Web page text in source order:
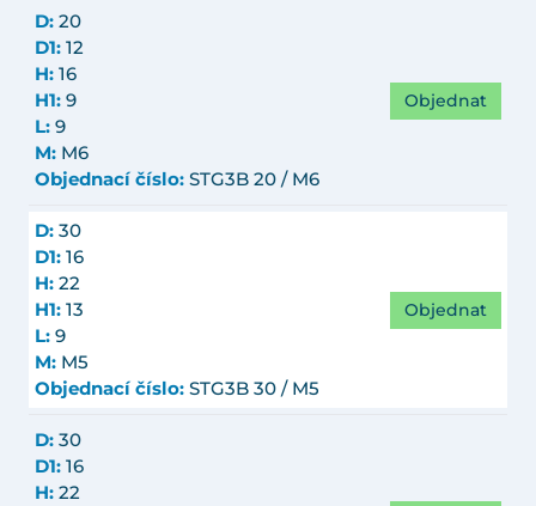
D: 20
D1: 12
H: 16
H1: 9
L: 9
M: M6
Objednací číslo: STG3B 20 / M6
Objednat
D: 30
D1: 16
H: 22
H1: 13
L: 9
M: M5
Objednací číslo: STG3B 30 / M5
Objednat
D: 30
D1: 16
H: 22